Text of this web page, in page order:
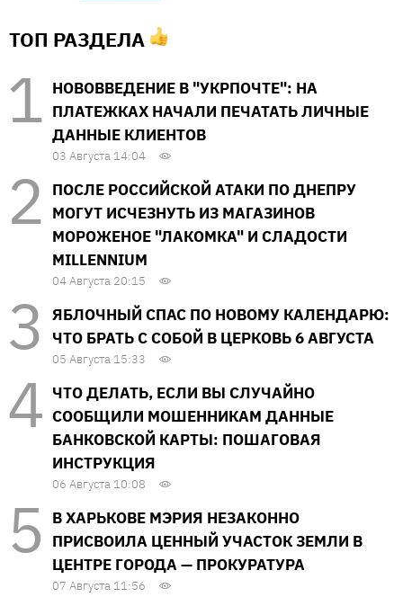
ТОП РАЗДЕЛА
НОВОВВЕДЕНИЕ В "УКРПОЧТЕ": НА
ПЛАТЕЖКАХ НАЧАЛИ ПЕЧАТАТЬ ЛИЧНЫЕ
ДАННЫЕ КЛИЕНТОВ
03 Августа 14:04
ПОСЛЕ РОССИЙСКОЙ АТАКИ ПО ДНЕПРУ
МОГУТ ИСЧЕЗНУТЬ ИЗ МАГАЗИНОВ
МОРОЖЕНОЕ "ЛАКОМКА" И СЛАДОСТИ
MILLENNIUM
04 Августа 20:15
ЯБЛОЧНЫЙ СПАС ПО НОВОМУ КАЛЕНДАРЮ:
ЧТО БРАТЬ С СОБОЙ В ЦЕРКОВЬ 6 АВГУСТА
05 Августа 15:33
ЧТО ДЕЛАТЬ, ЕСЛИ ВЫ СЛУЧАЙНО
СООБЩИЛИ МОШЕННИКАМ ДАННЫЕ
БАНКОВСКОЙ КАРТЫ: ПОШАГОВАЯ
ИНСТРУКЦИЯ
06 Августа 10:08
В ХАРЬКОВЕ МЭРИЯ НЕЗАКОННО
ПРИСВОИЛА ЦЕННЫЙ УЧАСТОК ЗЕМЛИ В
ЦЕНТРЕ ГОРОДА — ПРОКУРАТУРА
07 Августа 11:56